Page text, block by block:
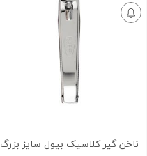
ناخن گیر کلاسیک بیول سایز بزرگ